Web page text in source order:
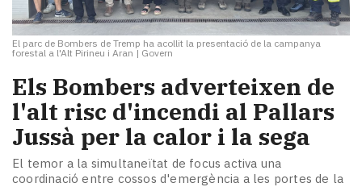
El parc de Bombers de Tremp ha acollit la presentació de la campanya
forestal a l'Alt Pirineu i Aran | Govern
Els Bombers adverteixen de
l'alt risc d'incendi al Pallars
Jussà per la calor i la sega
El temor a la simultaneïtat de focus activa una
coordinació entre cossos d'emergència a les portes de la